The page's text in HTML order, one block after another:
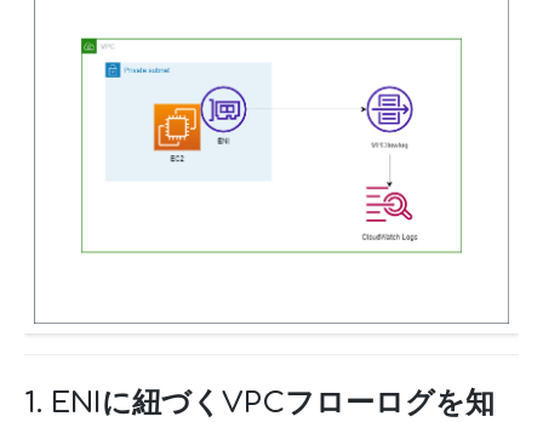
1. ENIに紐づくVPCフローログを知